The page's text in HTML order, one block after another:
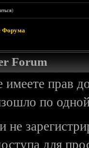
)
Форума
Forum
прав
по
для